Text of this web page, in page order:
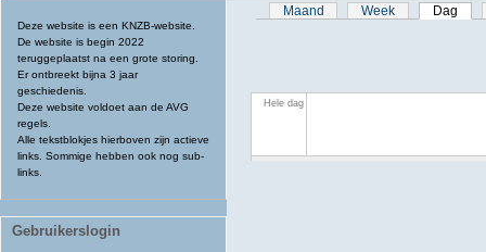
Deze website is een KNZB-website.
De website is begin 2022
teruggeplaatst na een grote storing.
Er ontbreekt bijna 3 jaar
geschiedenis.
Deze website voldoet aan de AVG
regels.
Alle tekstblokjes hierboven zijn actieve
links. Sommige hebben ook nog sub-
links.
Gebruikerslogin
Primaire tabs
Maand Week Dag
Hele dag